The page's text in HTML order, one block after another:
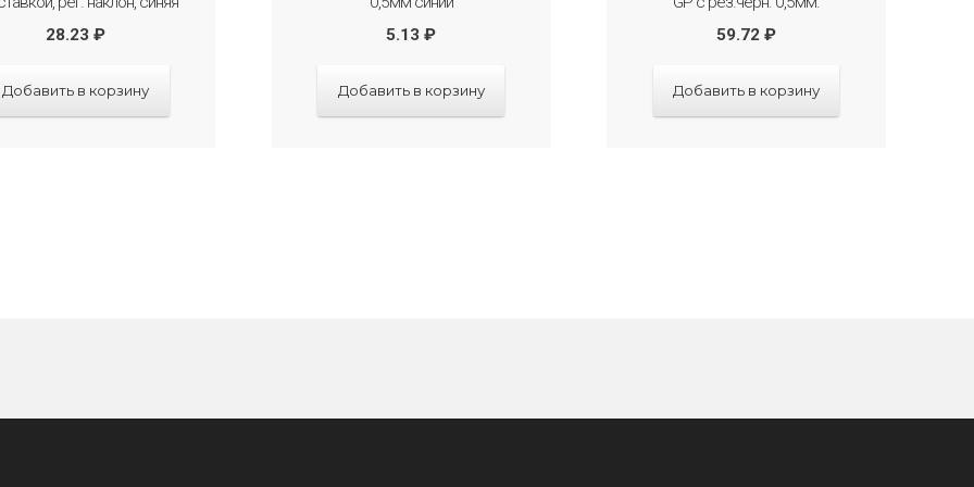
28.23₽
Добавить в корзину
5.13₽
Добавить в корзину
59.72 ₽
Добавить в корзину